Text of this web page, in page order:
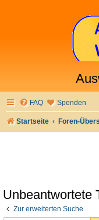
FAQ Spenden
Startseite Foren-
Unbeantwortete
Zur erweiterten Suche